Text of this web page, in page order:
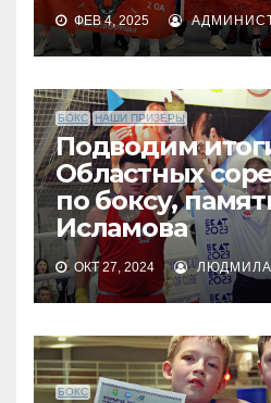
ФЕВ 4, 2025
БОКС НАШИ ПРИЗЕРЫ
Подводим
Областных
по боксу,
Исламова
ОКТ 27, 2024 ЛЮДМИЛА
БОКС